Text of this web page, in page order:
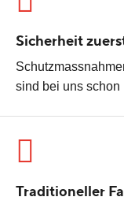
Sicherheit
sind bei uns schon
Traditioneller